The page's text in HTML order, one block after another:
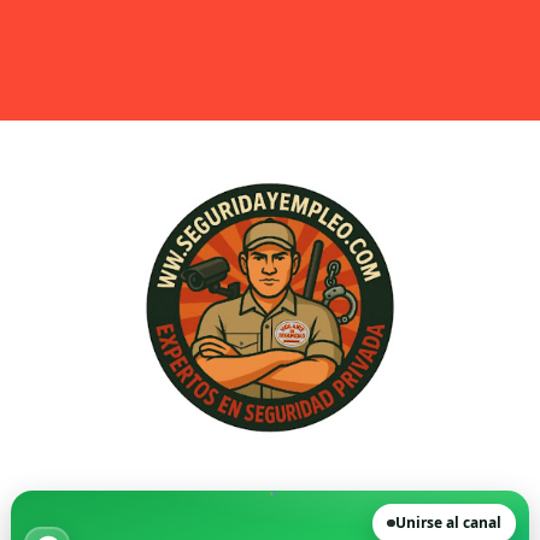
UCSP. Informe nº2014/068. Compatibilidad entre
Testimonios - Un vigilante logra que Inspección de
El futuro de la seguridad - Por Fran Medina Cruz
Apertura del Sobre Técnico: La Licitación de
Cambia el examen de armas (Licencia C) para los
Las patronales del sector de seguridad privada
Unirse al canal